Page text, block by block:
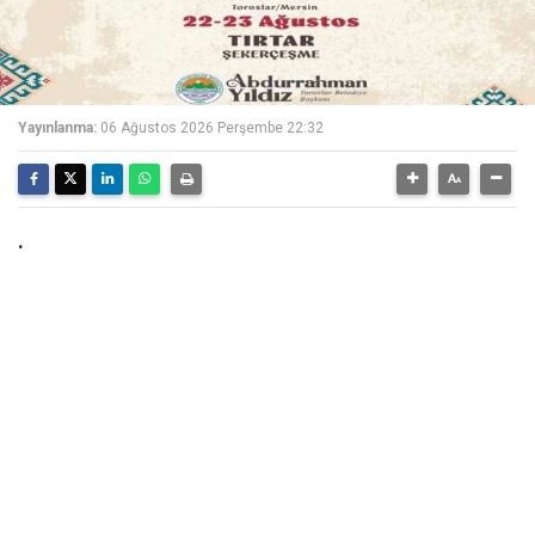
Yayınlanma: 06 Ağustos 2026 Perşembe 22:32
.